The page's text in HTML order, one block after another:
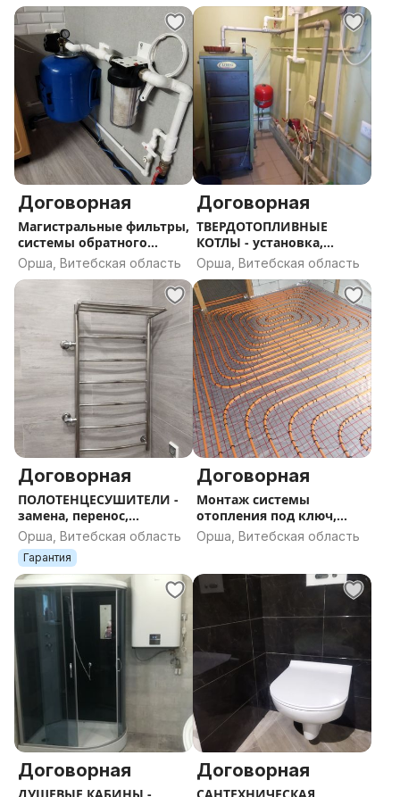
Договорная
Магистральные фильтры,
системы обратного
осмоса, проточные
системы-
обслуживание
Орша, Витебская область
Договорная
ТВЕРДОТОПЛИВНЫЕ
КОТЛЫ - установка,
ремонт, продажа
Орша, Витебская область
Договорная
ПОЛОТЕНЦЕСУШИТЕЛИ -
замена, перенос,
установка, продажа
Орша, Витебская область
Гарантия
Договорная
Монтаж системы
отопления под ключ,
тёплые полы
Орша, Витебская область
Договорная Договорная